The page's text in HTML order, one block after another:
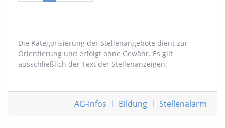
Die Kategorisierung der Stellenangebote dient zur
Orientierung und erfolgt ohne Gewähr. Es gilt
ausschließlich der Text der Stellenanzeigen.
AG-Infos | Bildung | Stellenalarm